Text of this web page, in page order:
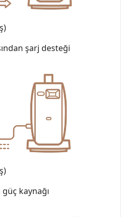
şarj desteği
kaynağı